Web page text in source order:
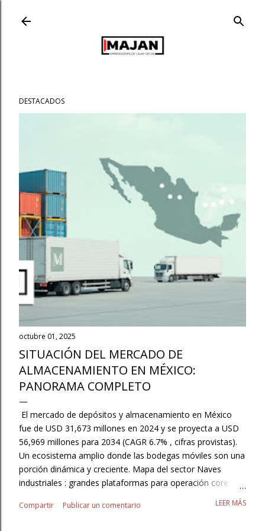
DESTACADOS
octubre 01, 2025
SITUACIÓN DEL MERCADO DE
ALMACENAMIENTO EN MÉXICO:
PANORAMA COMPLETO
El mercado de depósitos y almacenamiento en México
fue de USD 31,673 millones en 2024 y se proyecta a USD
56,969 millones para 2034 (CAGR 6.7% , cifras provistas).
Un ecosistema amplio donde las bodegas móviles son una
porción dinámica y creciente. Mapa del sector Naves
industriales : grandes plataformas para operación core.
flexibilidad. Autoalmacenaje/minibodegas : resguardo para
Compartir Publicar un comentario LEER MÁS